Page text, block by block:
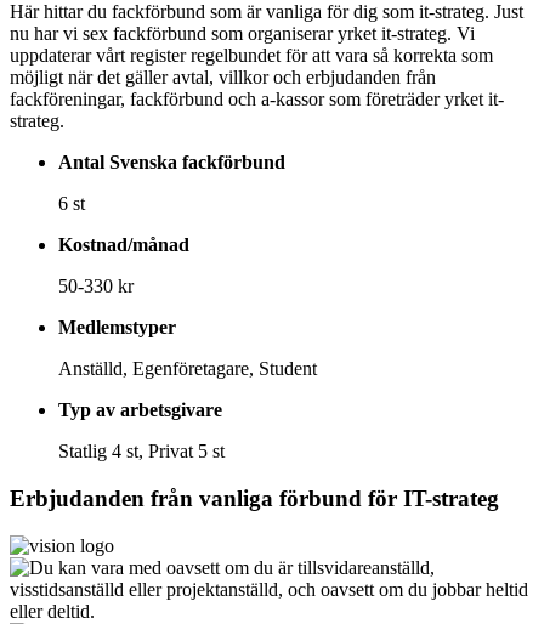
Här hittar du fackförbund som är vanliga för dig som it-strateg. Just
nu har vi sex fackförbund som organiserar yrket it-strateg. Vi
uppdaterar vårt register regelbundet för att vara så korrekta som
möjligt när det gäller avtal, villkor och erbjudanden från
fackföreningar, fackförbund och a-kassor som företräder yrket it-
strateg.
Antal Svenska fackförbund
6 st
Kostnad/månad
50-330 kr
Medlemstyper
Anställd, Egenföretagare, Student
Typ av arbetsgivare
Statlig 4 st, Privat 5 st
Erbjudanden från vanliga förbund för IT-strateg